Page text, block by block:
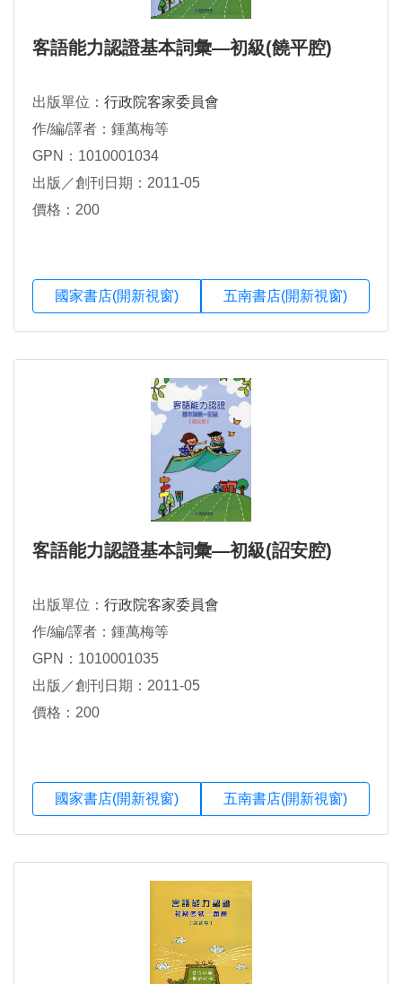
客語能力認證基本詞彙―初級(饒平腔)
出版單位： 行政院客家委員會
作/編/譯者：鍾萬梅等
GPN：1010001034
出版／創刊日期：2011-05
價格：200
國家書店(開新視窗) 五南書店(開新視窗)
客語能力認證基本詞彙―初級(詔安腔)
出版單位： 行政院客家委員會
作/編/譯者：鍾萬梅等
GPN：1010001035
出版／創刊日期：2011-05
價格：200
國家書店(開新視窗) 五南書店(開新視窗)